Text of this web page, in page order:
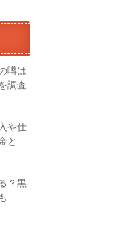
噂は
調査
や仕
と
？黒